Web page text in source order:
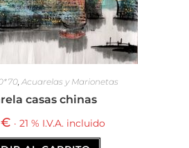
Acuarelas y Marionetas
casas chinas
€ · 21 % I.V.A. incluido